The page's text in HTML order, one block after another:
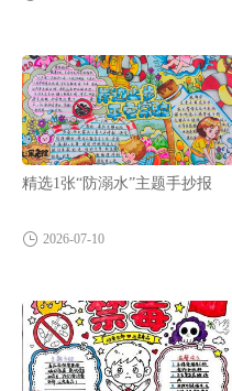
精选1张“防溺水”主题手抄报
2026-07-10